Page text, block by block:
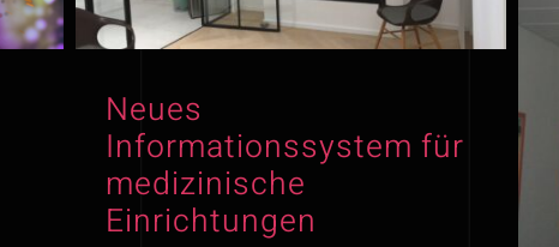
Neues
Informationssystem für
medizinische
Einrichtungen